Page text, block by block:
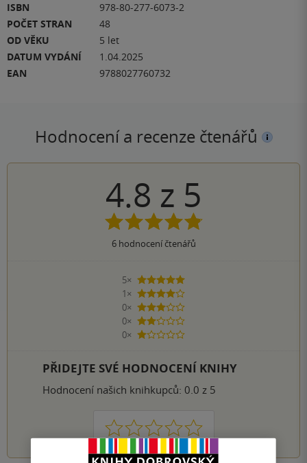
ISBN
978-80-277-6073-2
POČET STRAN
48
OD VĚKU
5 let
DATUM VYDÁNÍ
1.04.2025
EAN
9788027760732
Hodnocení a recenze čtenářů
4.8 z 5
6hodnocení čtenářů
5×
5 hvězdiček
1×
4 hvězdičky
0×
3 hvězdičky
0×
2 hvězdičky
0×
1 hvezdička
PŘIDEJTE SVÉ HODNOCENÍ KNIHY
Hodnocení našich knihkupců: 0.0 z 5
1 2 3 4 5